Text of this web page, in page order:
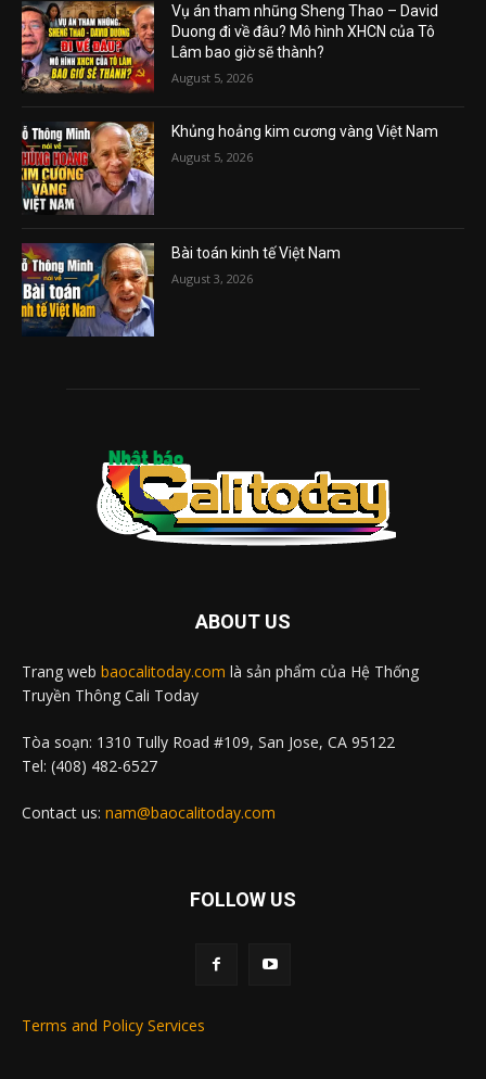
Vụ án tham nhũng Sheng Thao – David
Duong đi về đâu? Mô hình XHCN của Tô
Lâm bao giờ sẽ thành?
August 5, 2026
Khủng hoảng kim cương vàng Việt Nam
August 5, 2026
Bài toán kinh tế Việt Nam
August 3, 2026
ABOUT US
Trang web baocalitoday.com là sản phẩm của Hệ Thống
Truyền Thông Cali Today
Tòa soạn: 1310 Tully Road #109, San Jose, CA 95122
Tel: (408) 482-6527
Contact us: nam@baocalitoday.com
FOLLOW US
Terms and Policy Services